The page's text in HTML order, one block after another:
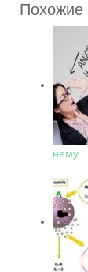
Похожие
нему